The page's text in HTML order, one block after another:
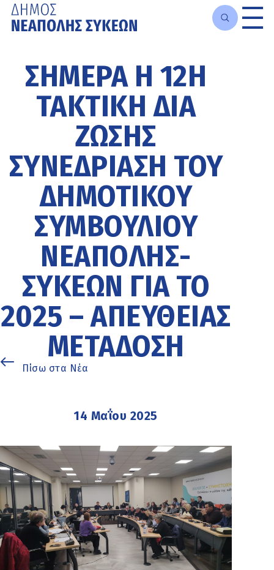
κυρίως
περιεχόμενο
ΣΗΜΕΡΑ Η 12Η
ΤΑΚΤΙΚΗ ΔΙΑ
ΖΩΣΗΣ
ΣΥΝΕΔΡΙΑΣΗ ΤΟΥ
ΔΗΜΟΤΙΚΟΥ
ΣΥΜΒΟΥΛΙΟΥ
ΝΕΑΠΟΛΗΣ-
ΣΥΚΕΩΝ ΓΙΑ ΤΟ
2025 – ΑΠΕΥΘΕΙΑΣ
ΜΕΤΑΔΟΣΗ
Πίσω στα Νέα
14 Μαΐου 2025